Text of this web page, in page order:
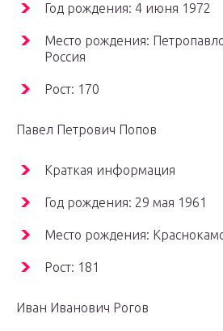
Год рождения: 4 июня 1972
Место рождения:
Россия
Рост: 170
Павел Петрович Попов
Краткая информация
Год рождения: 29 мая 1961
Место рождения:
Рост: 181
Иван Иванович Рогов